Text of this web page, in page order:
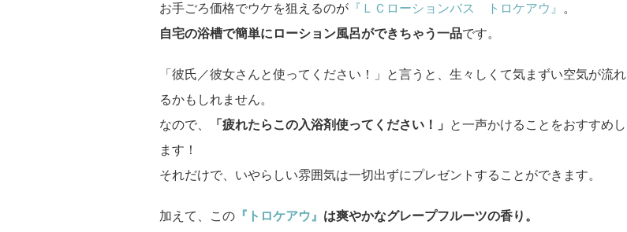
お手ごろ価格でウケを狙えるのが 『ＬＣローションバス トロケアウ』
。
自宅の浴槽で簡単にローション風呂ができちゃう一品です。
「彼氏／彼女さんと使ってください！」と言うと、生々しくて気まずい空気が流れ
るかもしれません。
なので、
「疲れたらこの入浴剤使ってください！」
と一声かけることをおすすめし
ます！
それだけで、いやらしい雰囲気は一切出ずにプレゼントすることができます。
加えて、この 『トロケアウ』 は爽やかなグレープフルーツの香り。